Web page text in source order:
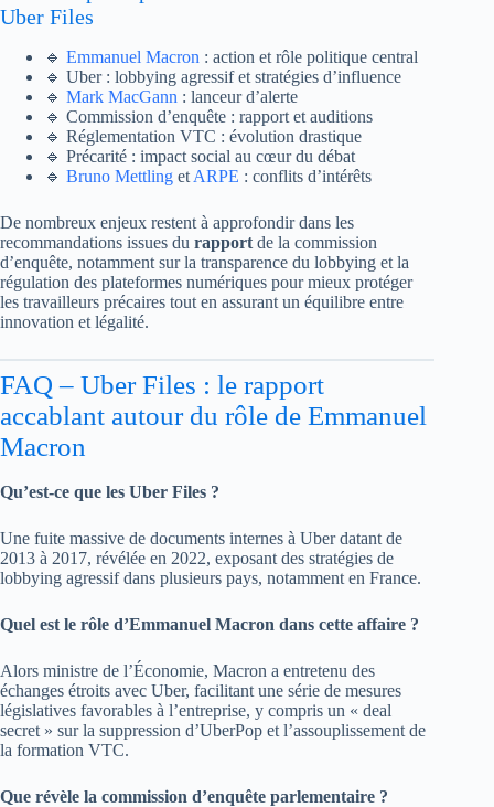
Uber Files
🔹 Emmanuel Macron : action et rôle politique central
🔹 Uber : lobbying agressif et stratégies d’influence
🔹 Mark MacGann : lanceur d’alerte
🔹 Commission d’enquête : rapport et auditions
🔹 Réglementation VTC : évolution drastique
🔹 Précarité : impact social au cœur du débat
🔹 Bruno Mettling et ARPE : conflits d’intérêts
De nombreux enjeux restent à approfondir dans les
recommandations issues du rapport de la commission
d’enquête, notamment sur la transparence du lobbying et la
régulation des plateformes numériques pour mieux protéger
les travailleurs précaires tout en assurant un équilibre entre
innovation et légalité.
FAQ – Uber Files : le rapport
accablant autour du rôle de Emmanuel
Macron
Qu’est-ce que les Uber Files ?
Une fuite massive de documents internes à Uber datant de
2013 à 2017, révélée en 2022, exposant des stratégies de
lobbying agressif dans plusieurs pays, notamment en France.
Quel est le rôle d’Emmanuel Macron dans cette affaire ?
Alors ministre de l’Économie, Macron a entretenu des
échanges étroits avec Uber, facilitant une série de mesures
législatives favorables à l’entreprise, y compris un « deal
secret » sur la suppression d’UberPop et l’assouplissement de
la formation VTC.
Que révèle la commission d’enquête parlementaire ?